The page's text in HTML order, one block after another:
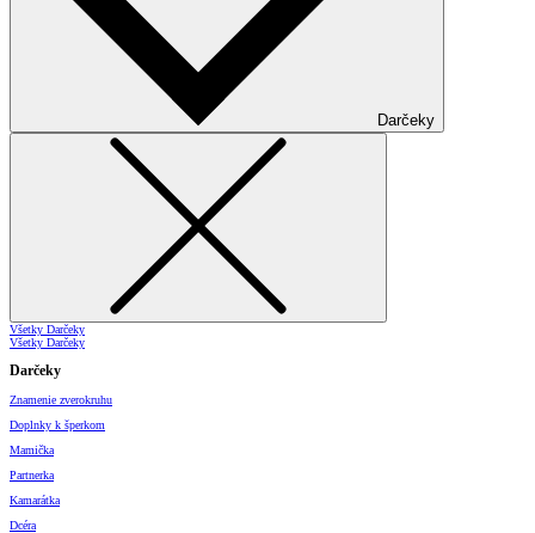
Darčeky
Všetky Darčeky
Všetky Darčeky
Darčeky
Znamenie zverokruhu
Doplnky k šperkom
Mamička
Partnerka
Kamarátka
Dcéra